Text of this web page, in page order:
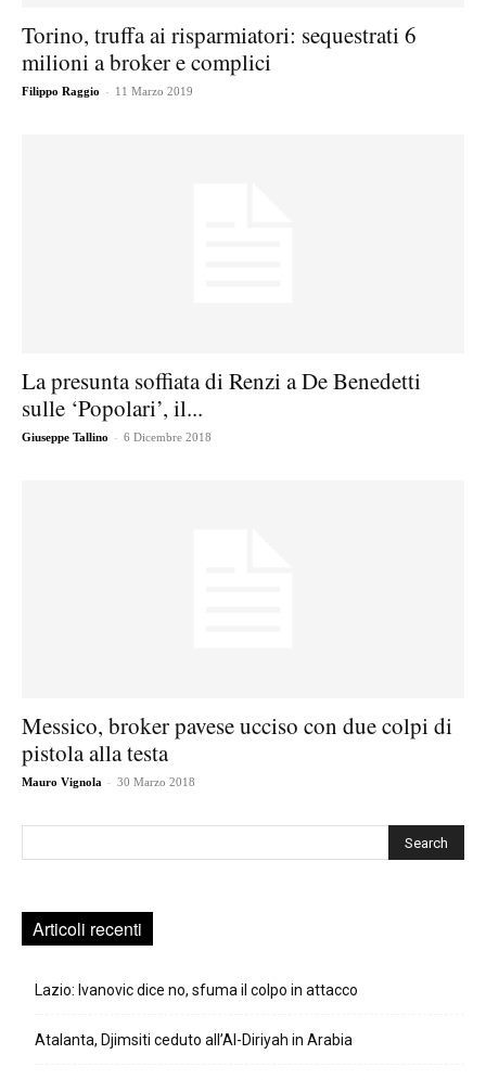
Torino, truffa ai risparmiatori: sequestrati 6
milioni a broker e complici
Filippo Raggio - 11 Marzo 2019
La presunta soffiata di Renzi a De Benedetti
sulle ‘Popolari’, il...
Giuseppe Tallino - 6 Dicembre 2018
Messico, broker pavese ucciso con due colpi di
pistola alla testa
Mauro Vignola - 30 Marzo 2018
Articoli recenti
Lazio: Ivanovic dice no, sfuma il colpo in attacco
Atalanta, Djimsiti ceduto all’Al-Diriyah in Arabia